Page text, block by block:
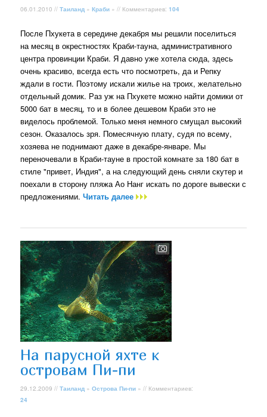
06.01.2010 //Таиланд »Краби » // Комментариев:104
После Пхукета в середине декабря мы решили поселиться
на месяц в окрестностях Краби-тауна, административного
центра провинции Краби. Я давно уже хотела сюда, здесь
очень красиво, всегда есть что посмотреть, да и Репку
ждали в гости. Поэтому искали жилье на троих, желательно
отдельный домик. Раз уж на Пхукете можно найти домики от
5000 бат в месяц, то и в более дешевом Краби это не
виделось проблемой. Только меня немного смущал высокий
сезон. Оказалось зря. Помесячную плату, судя по всему,
хозяева не поднимают даже в декабре-январе. Мы
переночевали в Краби-тауне в простой комнате за 180 бат в
стиле "привет, Индия", а на следующий день сняли скутер и
поехали в сторону пляжа Ао Нанг искать по дороге вывески с
предложениями.Читать далее
На парусной яхте к
островам Пи-пи
29.12.2009 //Таиланд »Острова Пи-пи » // Комментариев:
24